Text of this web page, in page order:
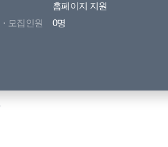
홈페이지 지원
모집인원
0명